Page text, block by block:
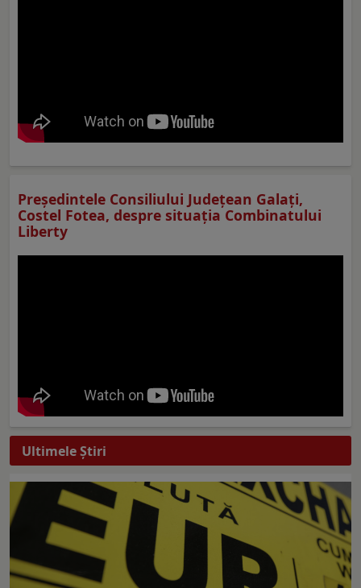
Preşedintele Consiliului Judeţean Galaţi,
Costel Fotea, despre situaţia Combinatului
Liberty
Ultimele Ştiri